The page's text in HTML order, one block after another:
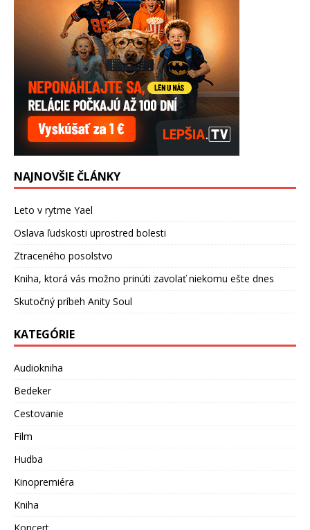
NAJNOVŠIE ČLÁNKY
Leto v rytme Yael
Oslava ľudskosti uprostred bolesti
Ztraceného posolstvo
Kniha, ktorá vás možno prinúti zavolať niekomu ešte dnes
Skutočný príbeh Anity Soul
KATEGÓRIE
Audiokniha
Bedeker
Cestovanie
Film
Hudba
Kinopremiéra
Kniha
Koncert